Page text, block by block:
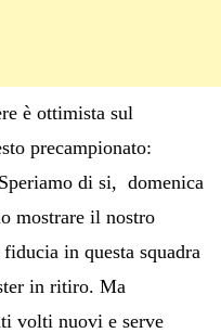
è ottimista sul
precampionato:
di si, domenica
mostrare il nostro
in questa squadra
in ritiro. Ma
volti nuovi e serve